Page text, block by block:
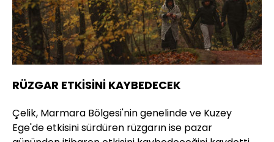
RÜZGAR ETKİSİNİ KAYBEDECEK
Çelik, Marmara Bölgesi'nin genelinde ve Kuzey
Ege'de etkisini sürdüren rüzgarın ise pazar